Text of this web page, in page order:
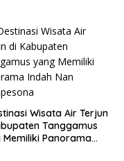
Wisata Air Terjun
Tanggamus
Memiliki Panorama